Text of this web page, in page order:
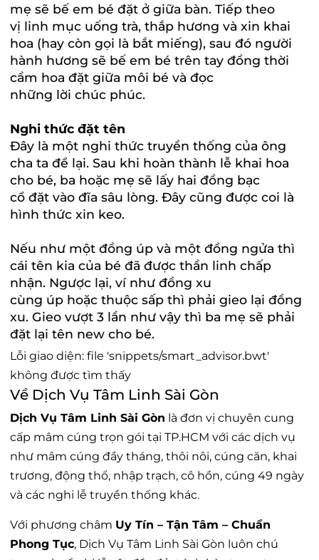
mẹ sẽ bế em bé đặt ở giữa bàn. Tiếp theo
vị linh mục uống trà, thắp hương và xin khai
hoa (hay còn gọi là bắt miếng), sau đó người
hành hương sẽ bế em bé trên tay đồng thời
cầm hoa đặt giữa môi bé và đọc
những lời chúc phúc.
Nghi thức đặt tên
Đây là một nghi thức truyền thống của ông
cha ta để lại. Sau khi hoàn thành lễ khai hoa
cho bé, ba hoặc mẹ sẽ lấy hai đồng bạc
cổ đặt vào đĩa sâu lòng. Đây cũng được coi là
hình thức xin keo.
Nếu như một đồng úp và một đồng ngửa thì
cái tên kia của bé đã được thần linh chấp
nhận. Ngược lại, ví như đồng xu
cùng úp hoặc thuộc sấp thì phải gieo lại đồng
xu. Gieo vượt 3 lần như vậy thì ba mẹ sẽ phải
đặt lại tên new cho bé.
Lỗi giao diện: file 'snippets/smart_advisor.bwt'
không được tìm thấy
Về Dịch Vụ Tâm Linh Sài Gòn
Dịch Vụ Tâm Linh Sài Gòn là đơn vị chuyên cung
cấp mâm cúng trọn gói tại TP.HCM với các dịch vụ
như mâm cúng đầy tháng, thôi nôi, cúng căn, khai
trương, động thổ, nhập trạch, cô hồn, cúng 49 ngày
và các nghi lễ truyền thống khác.
Với phương châm Uy Tín – Tận Tâm – Chuẩn
Phong Tục, Dịch Vụ Tâm Linh Sài Gòn luôn chú